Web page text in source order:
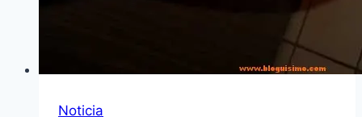
Noticia